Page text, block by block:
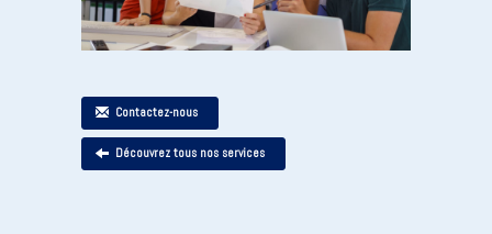
Contactez-nous
Découvrez tous nos services